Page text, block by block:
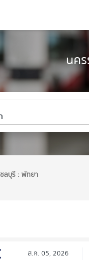
นคร
ชลบุรี : พัทยา
ส.ค. 05, 2026